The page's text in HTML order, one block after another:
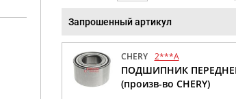
Запрошенный артикул
CHERY 2***A
ПОДШИПНИК
(произв-во CHERY)